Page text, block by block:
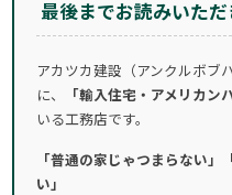
最後までお読みいた
アカツカ建設（アンクルボブ
に、
「輸入住宅・アメリカン
いる工務店です。
「普通の家じゃつまらない
い」